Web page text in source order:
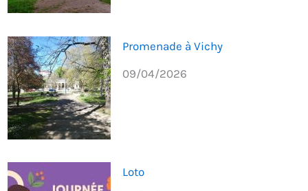
Promenade à Vichy
09/04/2026
Loto